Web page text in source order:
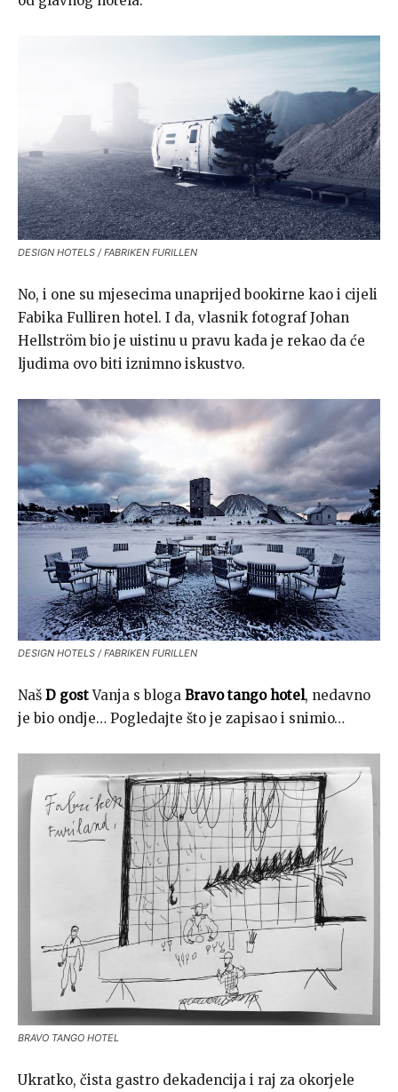
DESIGN HOTELS / FABRIKEN FURILLEN
No, i one su mjesecima unaprijed bookirne kao i cijeli
Fabika Fulliren hotel. I da, vlasnik fotograf Johan
Hellström bio je uistinu u pravu kada je rekao da će
ljudima ovo biti iznimno iskustvo.
DESIGN HOTELS / FABRIKEN FURILLEN
Naš D gostVanja s bloga Bravo tango hotel, nedavno
je bio ondje… Pogledajte što je zapisao i snimio…
BRAVO TANGO HOTEL
Ukratko, čista gastro dekadencija i raj za okorjele